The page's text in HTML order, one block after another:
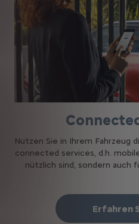
Nutzen Sie in Ihrem Fahrzeug
connected services, d.h.
nützlich sind, sondern auch
Erfahren